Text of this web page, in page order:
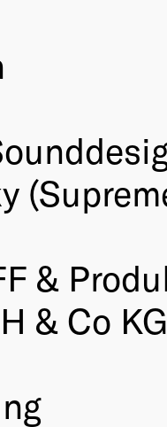
&
& Co KG